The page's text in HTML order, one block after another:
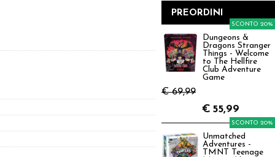
PREORDINI
Dungeons &
Dragons Stranger
Things - Welcome
to The Hellfire
Club Adventure
Game
€ 69,99
SCONTO 20%
€ 55,99
Unmatched
Adventures -
TMNT Teenage
SCONTO 20%